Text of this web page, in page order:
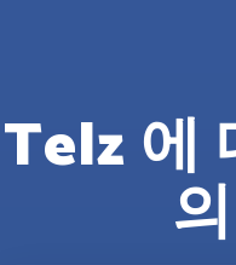
Telz 에